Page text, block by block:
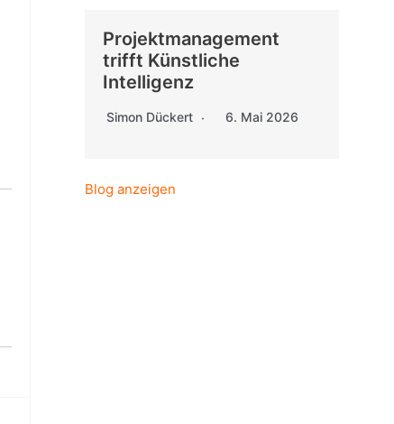
Projektmanagement
trifft Künstliche
Intelligenz
Simon Dückert 6. Mai 2026
Blog anzeigen